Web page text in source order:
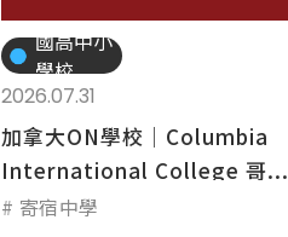
熱門搜尋：
國高中小
學校
2026.07.31
加拿大ON學校│Columbia
International College 哥...
寄宿中學